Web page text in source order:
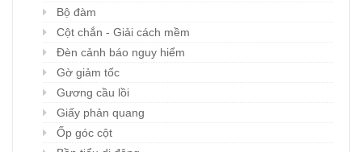
Bộ đàm
Cột chắn - Giải cách mềm
Đèn cảnh báo nguy hiểm
Gờ giảm tốc
Gương cầu lồi
Giấy phản quang
Ốp góc cột